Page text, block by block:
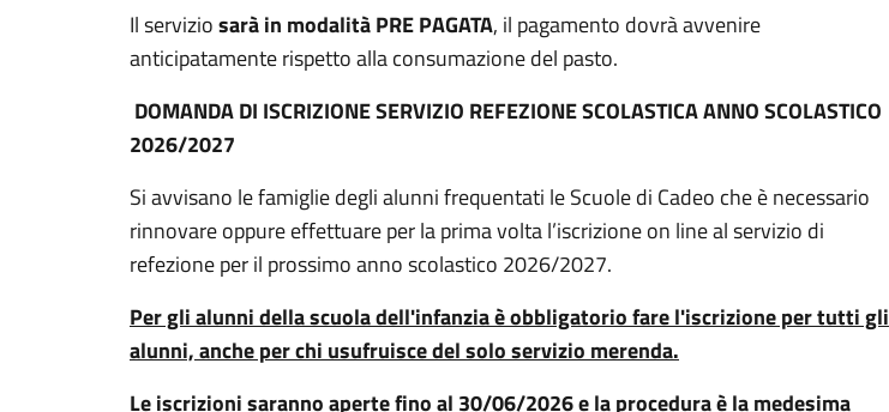
Il serviziosarà in modalità PRE PAGATA, il pagamento dovrà avvenire
anticipatamente rispetto alla consumazione del pasto.
DOMANDA DI ISCRIZIONE SERVIZIO REFEZIONE SCOLASTICA ANNO SCOLASTICO
2026/2027
Si avvisano le famiglie degli alunni frequentati le Scuole di Cadeo che è necessario
rinnovare oppure effettuare per la prima volta l’iscrizione on line al servizio di
refezione per il prossimo anno scolastico 2026/2027.
Per gli alunni della scuola dell'infanzia è obbligatorio fare l'iscrizione per tutti gli
alunni, anche per chi usufruisce del solo servizio merenda.
Le iscrizioni saranno aperte fino al 30/06/2026 e la procedura è la medesima